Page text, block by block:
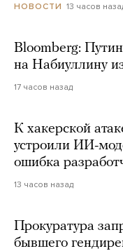
НОВОСТИ 13 часов
Bloomberg:
на Набиуллину
17 часов назад
К хакерской
устроили ИИ-
ошибка
13 часов назад
Прокуратура
бывшего